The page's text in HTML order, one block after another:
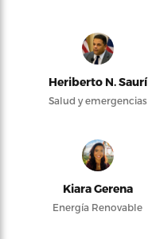
Heriberto N. Saurí
Salud y emergencias
Kiara Gerena
Energía Renovable